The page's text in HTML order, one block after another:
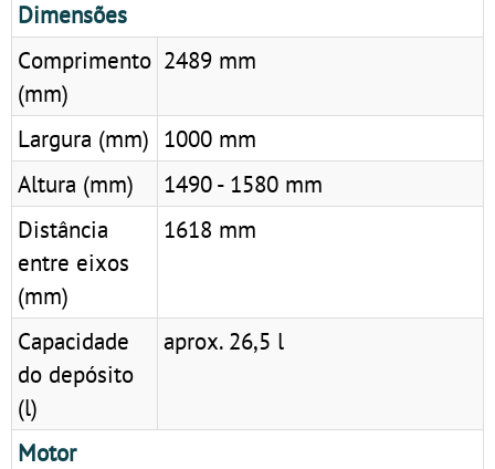
Dimensões
Comprimento
(mm)
2489 mm
Largura (mm) 1000 mm
Altura (mm)
1490 - 1580 mm
Distância
entre eixos
(mm)
1618 mm
Capacidade
do depósito
(l)
aprox. 26,5 l
Motor